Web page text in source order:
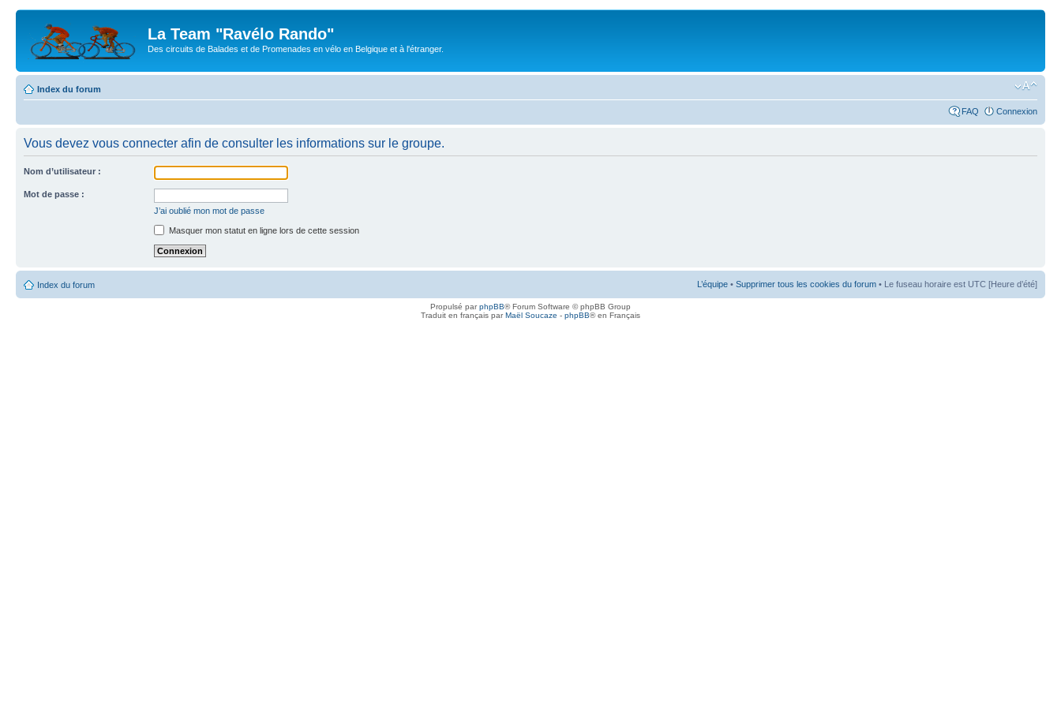
La Team "Ravélo Rando"
Des circuits de Balades et de Promenades en vélo en Belgique et à l'étranger.
Index du forum
FAQ Connexion
Vous devez vous connecter afin de consulter les informations sur le groupe.
Nom d’utilisateur :
Mot de passe :
J’ai oublié mon mot de passe
Masquer mon statut en ligne lors de cette session
Index du forum L’équipe • Supprimer tous les cookies du forum • Le fuseau horaire est UTC [Heure d’été]
Propulsé parphpBB® Forum Software © phpBB Group
Traduit en français parMaël Soucaze - phpBB® en Français